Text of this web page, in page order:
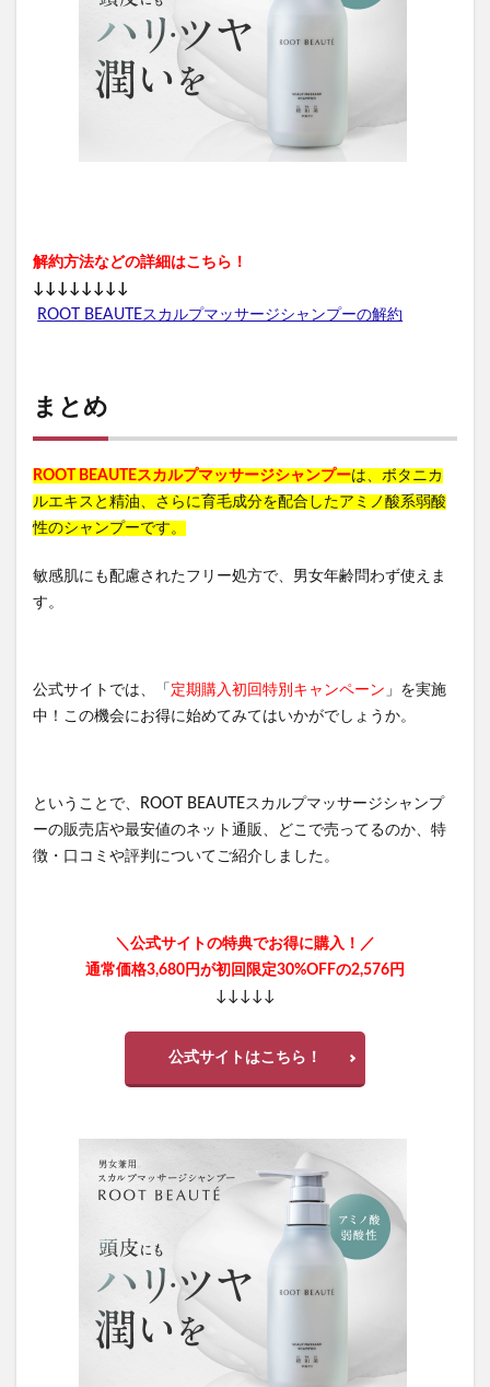
解約方法などの詳細はこちら！
↓↓↓↓↓↓↓↓
ROOT BEAUTEスカルプマッサージシャンプーの解約
まとめ
ROOT BEAUTEスカルプマッサージシャンプーは、ボタニカ
ルエキスと精油、さらに育毛成分を配合したアミノ酸系弱酸
性のシャンプーです。
敏感肌にも配慮されたフリー処方で、男女年齢問わず使えま
す。
公式サイトでは、「 定期購入初回特別キャンペーン 」を実施
中！この機会にお得に始めてみてはいかがでしょうか。
ということで、ROOT BEAUTEスカルプマッサージシャンプ
ーの販売店や最安値のネット通販、どこで売ってるのか、特
徴・口コミや評判についてご紹介しました。
＼公式サイトの特典でお得に購入！／
通常価格3,680円が初回限定30%OFFの2,576円
↓↓↓↓↓
公式サイトはこちら！